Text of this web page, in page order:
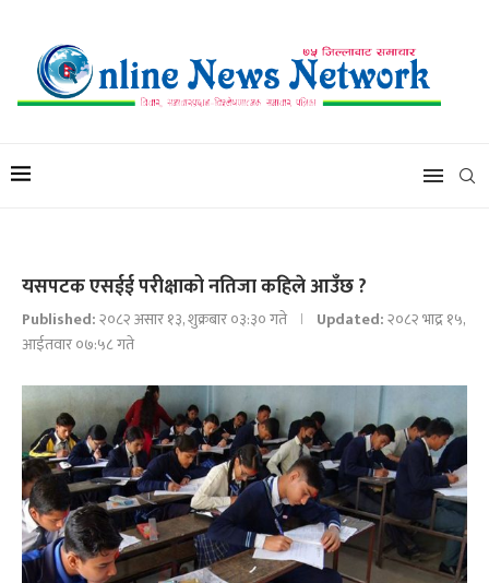
यसपटक एसईई परीक्षाको नतिजा कहिले आउँछ ?
Published:२०८२ असार १३, शुक्रबार ०३:३० गते Updated:२०८२ भाद्र १५,
आईतवार ०७:५८ गते